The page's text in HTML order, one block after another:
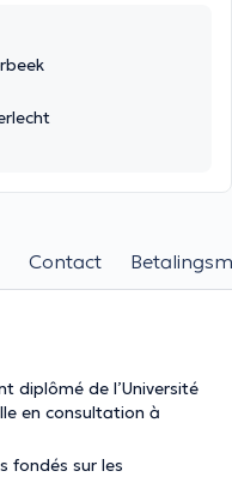
Contact
diplômé de l’Université
en consultation à
fondés sur les